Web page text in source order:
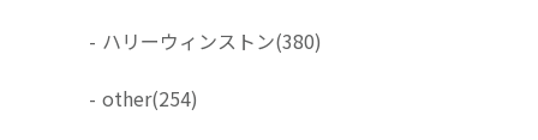
- ハリーウィンストン(380)
- other(254)